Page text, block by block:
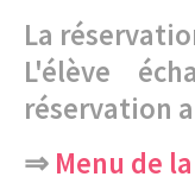
La
L'élève
réservation
⇒ Menu de